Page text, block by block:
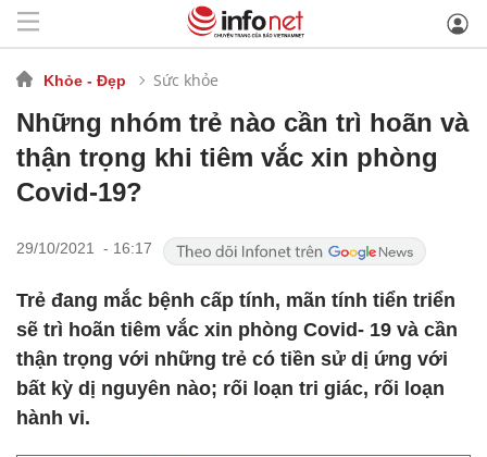
Khỏe - Đẹp Sức khỏe
Những nhóm trẻ nào cần trì hoãn và
thận trọng khi tiêm vắc xin phòng
Covid-19?
29/10/2021 - 16:17
Trẻ đang mắc bệnh cấp tính, mãn tính tiển triển
sẽ trì hoãn tiêm vắc xin phòng Covid- 19 và cần
thận trọng với những trẻ có tiền sử dị ứng với
bất kỳ dị nguyên nào; rối loạn tri giác, rối loạn
hành vi.